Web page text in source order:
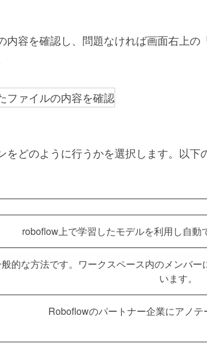
内容を確認し、問題なければ画面右上
をどのように行うかを選択します。以
roboflow上で学習したモデルを利用し自
的な方法です。ワークスペース内のメンバ
います。
Roboflowのパートナー企業にアノ